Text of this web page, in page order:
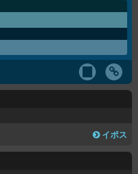
イポス